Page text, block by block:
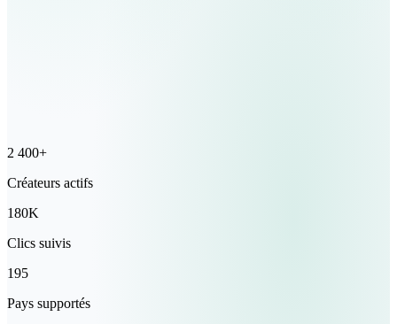
2 400+
Créateurs actifs
180K
Clics suivis
195
Pays supportés